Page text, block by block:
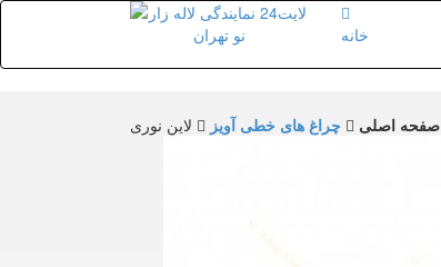
خانه
صفحه اصلی چراغ های خطی آویز